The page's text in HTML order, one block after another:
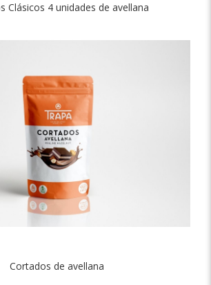
Clásicos 4 unidades de avellana
Cortados de avellana